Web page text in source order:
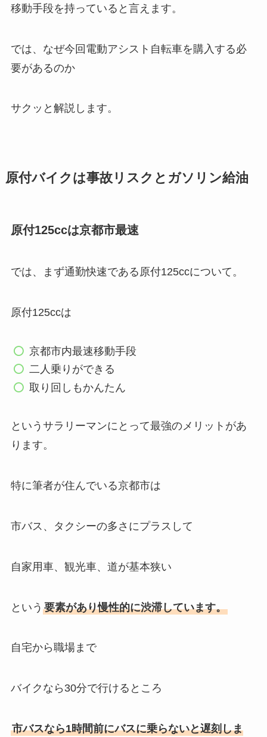
移動手段を持っていると言えます。
では、なぜ今回電動アシスト自転車を購入する必
要があるのか
サクッと解説します。
原付バイクは事故リスクとガソリン給油
原付125ccは京都市最速
では、まず通勤快速である原付125ccについて。
原付125ccは
京都市内最速移動手段
二人乗りができる
取り回しもかんたん
というサラリーマンにとって最強のメリットがあ
ります。
特に筆者が住んでいる京都市は
市バス、タクシーの多さにプラスして
自家用車、観光車、道が基本狭い
という 要素があり慢性的に渋滞しています。
自宅から職場まで
バイクなら30分で行けるところ
市バスなら1時間前にバスに乗らないと遅刻しま